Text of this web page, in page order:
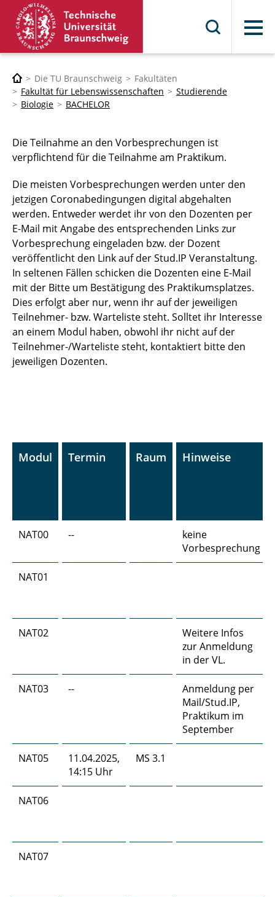
Menü
Die TU Braunschweig
Fakultäten
Fakultät für Lebenswissenschaften
Studierende
Biologie
BACHELOR
Die Teilnahme an den Vorbesprechungen ist
verpflichtend für die Teilnahme am Praktikum.
Die meisten Vorbesprechungen werden unter den
jetzigen Coronabedingungen digital abgehalten
werden. Entweder werdet ihr von den Dozenten per
E-Mail mit Angabe des entsprechenden Links zur
Vorbesprechung eingeladen bzw. der Dozent
veröffentlicht den Link auf der Stud.IP Veranstaltung.
In seltenen Fällen schicken die Dozenten eine E-Mail
mit der Bitte um Bestätigung des Praktikumsplatzes.
Dies erfolgt aber nur, wenn ihr auf der jeweiligen
Teilnehmer- bzw. Warteliste steht. Solltet ihr Interesse
an einem Modul haben, obwohl ihr nicht auf der
Teilnehmer-/Warteliste steht, kontaktiert bitte den
jeweiligen Dozenten.
Modul Termin Raum Hinweise
NAT00 --
keine
Vorbesprechung
NAT01
NAT02
Weitere Infos
zur Anmeldung
in der VL.
NAT03 --
Anmeldung per
Mail/Stud.IP,
Praktikum im
September
NAT05
11.04.2025,
14:15 Uhr
MS 3.1
NAT06
NAT07